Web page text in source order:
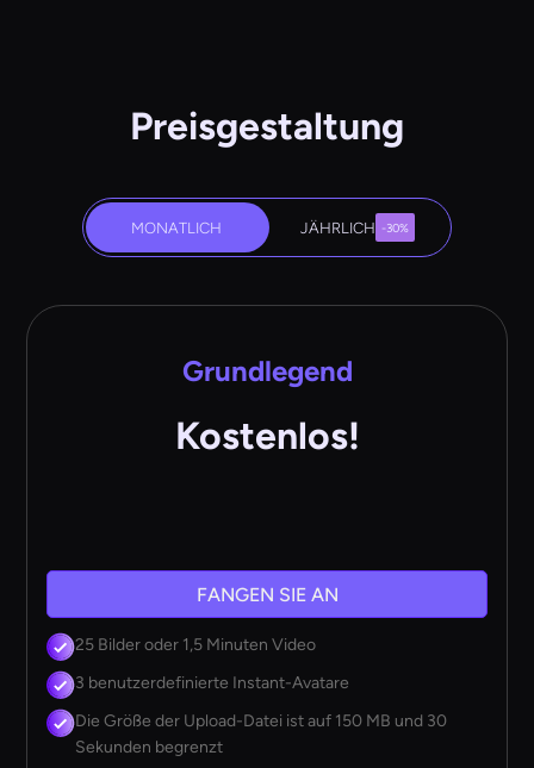
Preisgestaltung
MONATLICH JÄHRLICH -30%
Grundlegend
Kostenlos!
FANGEN SIE AN
25 Bilder oder 1,5 Minuten Video
3 benutzerdefinierte Instant-Avatare
Die Größe der Upload-Datei ist auf 150 MB und 30
Sekunden begrenzt